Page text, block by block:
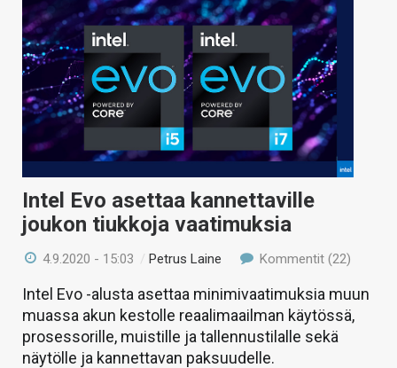
Intel Evo asettaa kannettaville
joukon tiukkoja vaatimuksia
4.9.2020 - 15:03 /Petrus Laine Kommentit (22)
Intel Evo -alusta asettaa minimivaatimuksia muun
muassa akun kestolle reaalimaailman käytössä,
prosessorille, muistille ja tallennustilalle sekä
näytölle ja kannettavan paksuudelle.